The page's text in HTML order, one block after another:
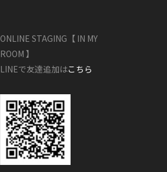
ONLINE STAGING【 IN MY
ROOM 】
LINEで友達追加はこちら